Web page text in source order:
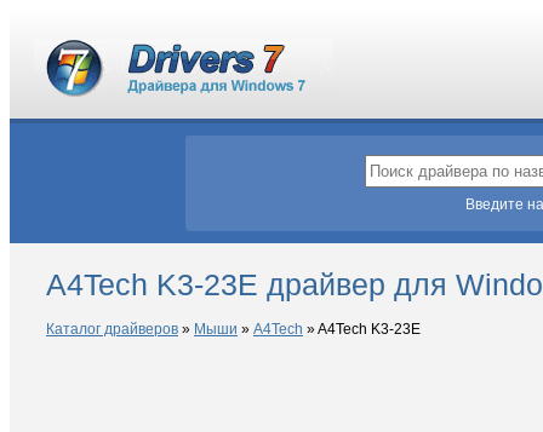
Введите
A4Tech K3-23E драйвер для
Каталог драйверов » Мыши » A4Tech »A4Tech K3-23E